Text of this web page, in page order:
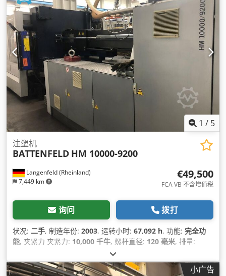
1 / 5
Langenfeld (Rheinland)
7,449 km
注塑机
BATTENFELD HM 10000-9200
€49,500
FCA VB 不含增值税
询问 拨打
状况: 二手, 制造年份: 2003, 运转小时: 67,092 h, 功能: 完全功
能, 夹紧力 夹紧力: 10,000 千牛, 螺杆直径: 120 毫米, 排量:
1,632 横杆
2,900 毫米, 总高度:2,500 毫米, 总重量:76,500 千克,
小广告